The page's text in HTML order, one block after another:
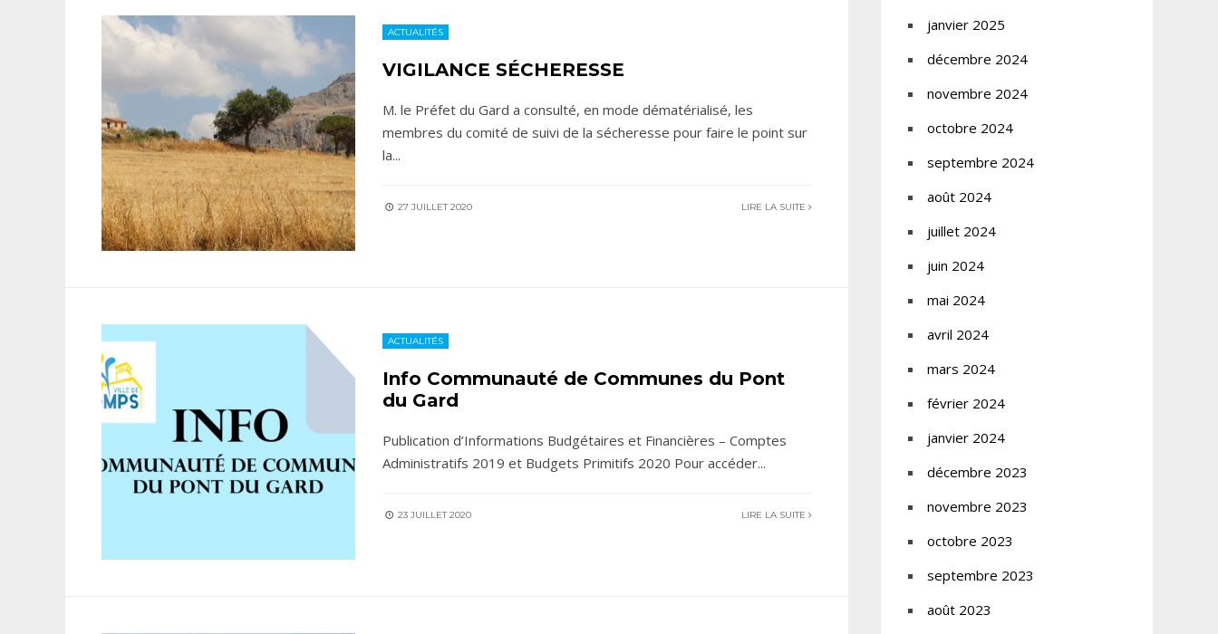
ACTUALITÉS
VIGILANCE SÉCHERESSE
M. le Préfet du Gard a consulté, en mode dématérialisé, les
membres du comité de suivi de la sécheresse pour faire le point sur
la...
27 JUILLET 2020 LIRE LA SUITE
ACTUALITÉS
Info Communauté de Communes du Pont
du Gard
Publication d’Informations Budgétaires et Financières – Comptes
Administratifs 2019 et Budgets Primitifs 2020 Pour accéder...
23 JUILLET 2020 LIRE LA SUITE
janvier 2025
décembre 2024
novembre 2024
octobre 2024
septembre 2024
août 2024
juillet 2024
juin 2024
mai 2024
avril 2024
mars 2024
février 2024
janvier 2024
décembre 2023
novembre 2023
octobre 2023
septembre 2023
août 2023